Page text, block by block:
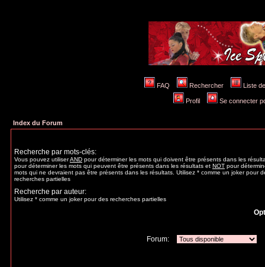
FAQ Rechercher Liste
Profil Se connecter
Index du Forum
Recherche par mots-clés:
Vous pouvez utiliserAND pour déterminer les mots qui doivent être présents dans les
pour déterminer les mots qui peuvent être présents dans les résultats et NOT pour
mots qui ne devraient pas être présents dans les résultats. Utilisez * comme un joker pour
recherches partielles
Recherche par auteur:
Utilisez * comme un joker pour des recherches partielles
Forum: